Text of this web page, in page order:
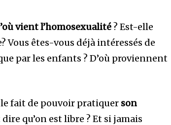
vient l’homosexualité ? Est-elle
Vous êtes-vous déjà intéressés de
par les enfants ? D’où proviennent
fait de pouvoir pratiquer son
qu’on est libre ? Et si jamais